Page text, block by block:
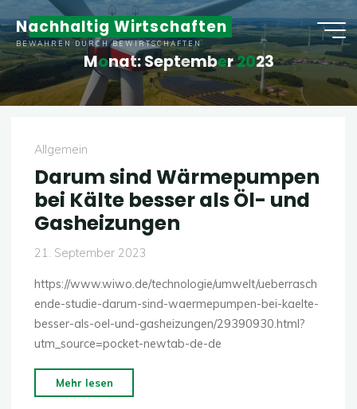
Inhalt
springen
Nachhaltig Wirtschaften
BEWAHREN DURCH BEWIRTSCHAFTEN
Monat:September2023
Allgemein
Darum sind Wärmepumpen
bei Kälte besser als Öl- und
Gasheizungen
21. September 2023
https://www.wiwo.de/technologie/umwelt/ueberrasch
ende-studie-darum-sind-waermepumpen-bei-kaelte-
besser-als-oel-und-gasheizungen/29390930.html?
utm_source=pocket-newtab-de-de
Mehr lesen
sind